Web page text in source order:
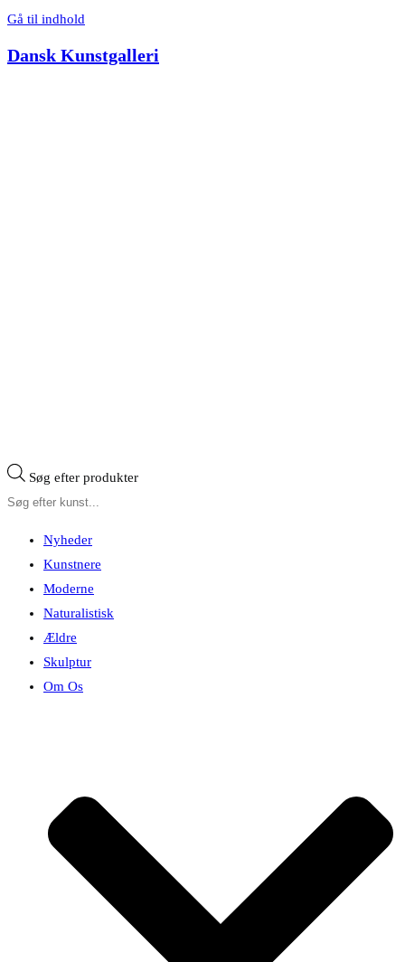
Gå til indhold
Dansk Kunstgalleri
Søg efter produkter
Nyheder
Kunstnere
Moderne
Naturalistisk
Ældre
Skulptur
Om Os